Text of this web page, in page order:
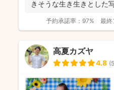
きそうな生き生きとした
予約承諾率： 97% 最終
高夏カズヤ
4.8 (